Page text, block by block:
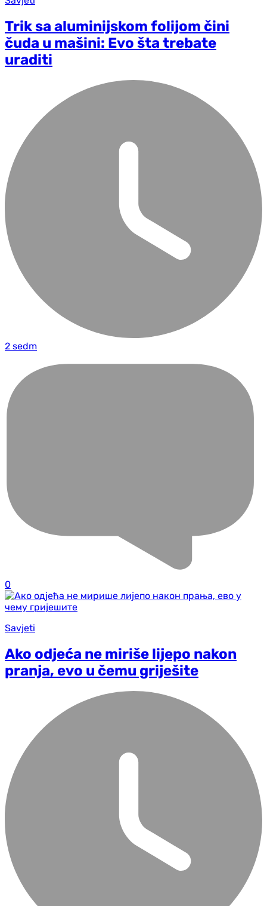
Trik sa aluminijskom folijom čini
čuda u mašini: Evo šta trebate
uraditi
2 sedm
0
Savjeti
Ako odjeća ne miriše lijepo nakon
pranja, evo u čemu griješite